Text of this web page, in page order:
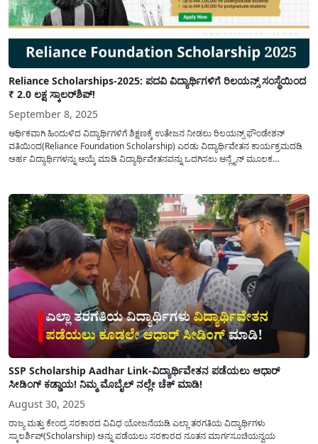
Reliance Scholarships-2025: ಪದವಿ ವಿದ್ಯಾರ್ಥಿಗಳಿಗೆ ರಿಲಯನ್ಸ್ ಸಂಸ್ಥೆಯಿಂದ
₹ 2.0 ಲಕ್ಷ ಸ್ಕಾಲರ್‌ಶಿಪ್‌!
September 8, 2025
ಆರ್ಥಿಕವಾಗಿ ಹಿಂದುಳಿದ ವಿದ್ಯಾರ್ಥಿಗಳಿಗೆ ಶಿಕ್ಷಣಕ್ಕೆ ಉತೇಜನ ನೀಡಲು ರಿಲಯನ್ಸ್ ಫೌಂಡೇಶನ್
ವತಿಯಿಂದ(Reliance Foundation Scholarship) ಎರಡು ವಿದ್ಯಾರ್ಥಿವೇತನ ಕಾರ್ಯಕ್ರಮದಡಿ
ಅರ್ಹ ವಿದ್ಯಾರ್ಥಿಗಳನ್ನು ಆಯ್ಕೆ ಮಾಡಿ ವಿದ್ಯಾರ್ಥಿವೇತನವನ್ನು ಒದಗಿಸಲು ಆನ್ಲೈನ್ ಮೂಲಕ
ಅಂಕಣದಲ್ಲಿ ವಿದ್ಯಾರ್ಥಿವೇತನವನ್ನು(Reliance Scholarship Application...
SSP Scholarship Aadhar Link-ವಿದ್ಯಾರ್ಥಿವೇತನ ಪಡೆಯಲು ಆಧಾರ್
ಸೀಡಿಂಗ್ ಕಡ್ಡಾಯ! ನಿಮ್ಮ ಮೊಬೈಲ್ ನಲ್ಲೇ ಚೆಕ್ ಮಾಡಿ!
August 30, 2025
ರಾಜ್ಯ ಮತ್ತು ಕೇಂದ್ರ ಸರಕಾರದ ವಿವಿಧ ಯೋಜನೆಯಡಿ ಎಲ್ಲಾ ತರಗತಿಯ ವಿದ್ಯಾರ್ಥಿಗಳು
ಸ್ಕಾಲರ್ಶಿಪ್(Scholarship) ಅನ್ನು ಪಡೆಯಲು ಸರಕಾರದ ನೂತನ ಮಾರ್ಗಸೂಚಿಯನ್ವಯ